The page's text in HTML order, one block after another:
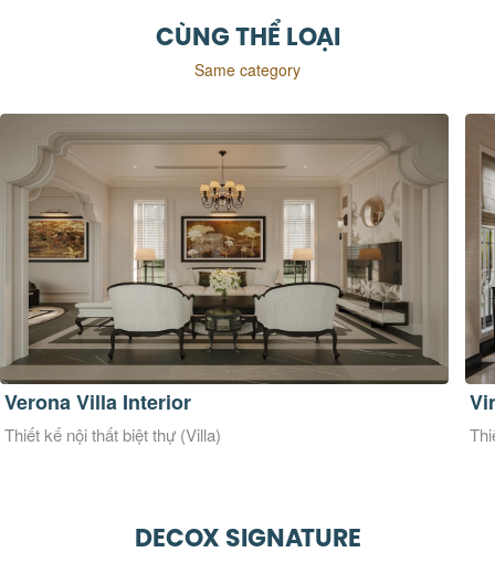
CÙNG THỂ LOẠI
Same category
Vinhomes Grandpark Villa
Thiết kế nội thất biệt thự (Villa)
DECOX SIGNATURE